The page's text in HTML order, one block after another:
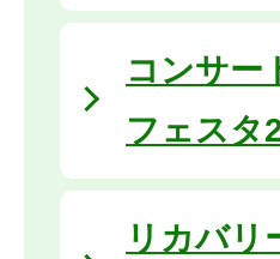
コンサー
フェスタ
リカバリ